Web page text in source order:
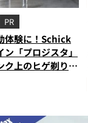
PR
体験に！Schick
「プロジスタ」
ク上のヒゲ剃り習